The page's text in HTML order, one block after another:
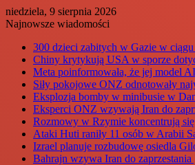
niedziela, 9 sierpnia 2026
Najnowsze wiadomości
300 dzieci zabitych w Gazie w
Chiny krytykują USA w sporze
Meta poinformowała, że jej model
Siły pokojowe ONZ odnotowały
Eksplozja bomby w minibusie w
Eksperci ONZ wzywają Iran do
Rozmowy w Rzymie koncentrują
Ataki Huti raniły 11 osób w Arabii
Izrael planuje rozbudowę osiedla
Bahrajn wzywa Iran do